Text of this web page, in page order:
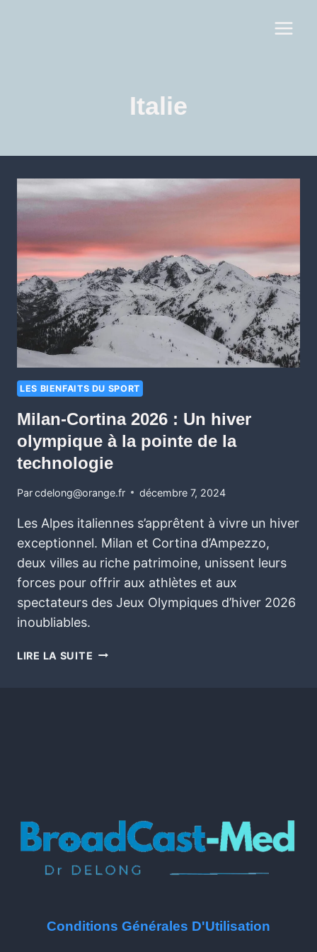
Italie
LES BIENFAITS DU SPORT
Milan-Cortina 2026 : Un hiver
olympique à la pointe de la
technologie
Parcdelong@orange.fr décembre 7, 2024
Les Alpes italiennes s’apprêtent à vivre un hiver
exceptionnel. Milan et Cortina d’Ampezzo,
deux villes au riche patrimoine, unissent leurs
forces pour offrir aux athlètes et aux
spectateurs des Jeux Olympiques d’hiver 2026
inoubliables.
LIRE LA SUITE
Conditions Générales D'Utilisation